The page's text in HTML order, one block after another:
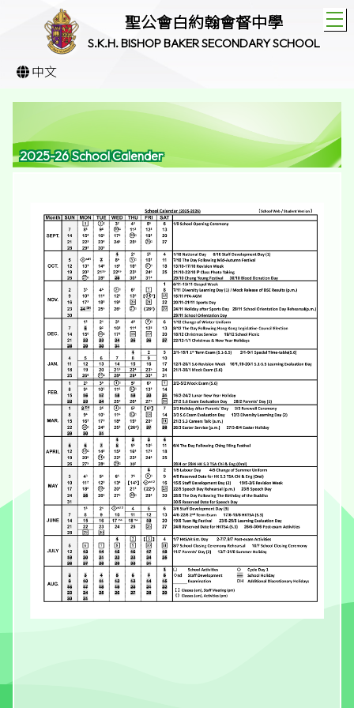
聖公會白約翰會督中學
S.K.H. BISHOP BAKER SECONDARY SCHOOL
中文
2025-26 School Calender